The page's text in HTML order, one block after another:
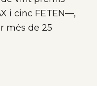
i cinc FETEN—,
més de 25